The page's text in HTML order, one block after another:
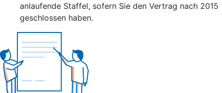
anlaufende Staffel, sofern Sie den Vertrag nach 2015
geschlossen haben.